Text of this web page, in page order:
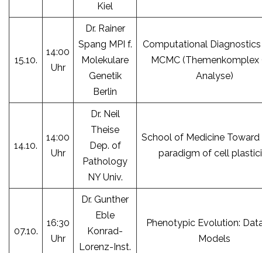
Kiel
15.10.
14:00
Uhr
Dr. Rainer
Spang MPI f.
Molekulare
Genetik
Berlin
Computational
MCMC (Themenkomplex
Analyse)
14.10.
14:00
Uhr
Dr. Neil
Theise
Dep. of
Pathology
NY Univ.
School of Medicine Toward
paradigm of cell
07.10.
16:30
Uhr
Dr. Gunther
Eble
Konrad-
Lorenz-Inst.
Phenotypic Evolution:
Models